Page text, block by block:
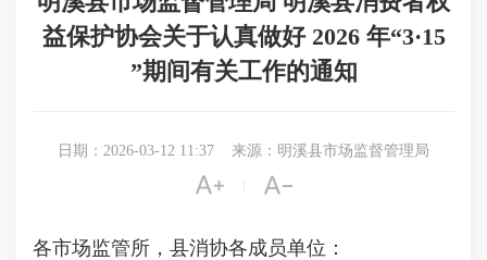
益保护协会关于认真做好 2026 年“3·15
”期间有关工作的通知
日期：2026-03-12 11:37 来源：明溪县市场监督管理局
 
各市场监管所，县消协各成员单位：